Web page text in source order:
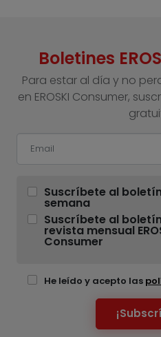
Boletines
Para estar al día y no
en EROSKI Consumer,
Suscríbete al
semana
Suscríbete al
revista mensual
Consumer
He leído y acepto las